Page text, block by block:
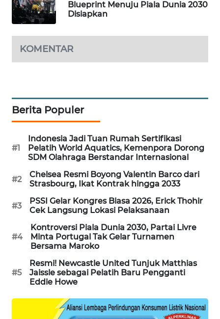
Blueprint Menuju Piala Dunia 2030
Disiapkan
KOMENTAR
Berita Populer
#1
Indonesia Jadi Tuan Rumah Sertifikasi
Pelatih World Aquatics, Kemenpora Dorong
SDM Olahraga Berstandar Internasional
#2
Chelsea Resmi Boyong Valentin Barco dari
Strasbourg, Ikat Kontrak hingga 2033
#3
PSSI Gelar Kongres Biasa 2026, Erick Thohir
Cek Langsung Lokasi Pelaksanaan
#4
Kontroversi Piala Dunia 2030, Partai Livre
Minta Portugal Tak Gelar Turnamen
Bersama Maroko
#5
Resmi! Newcastle United Tunjuk Matthias
Jaissle sebagai Pelatih Baru Pengganti
Eddie Howe
WAHANANEWS
WAHANA
SPORT
UMKM
SELEB
WAHANA
PERSONA
WAHANA
OTOMOTIF
WAHANA
HEALTH